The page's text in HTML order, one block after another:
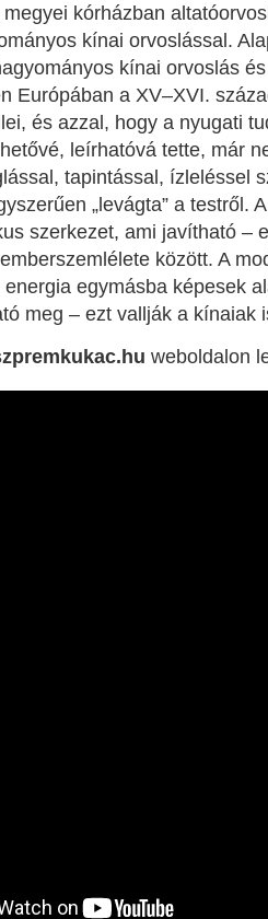
kórházban
kínai orvoslással.
kínai orvoslás
Európában a XV–XVI.
és azzal, hogy a nyugati
leírhatóvá tette, már
tapintással, ízleléssel
„levágta” a testről.
szerkezet, ami javítható –
között. A
egymásba képesek
meg – ezt vallják a kínaiak
weboldalon